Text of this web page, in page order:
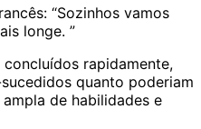
“Sozinhos vamos
longe. ”
rapidamente,
quanto poderiam
de habilidades e